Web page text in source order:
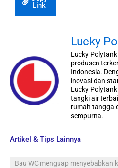
Link
Lucky
Lucky
produsen
Indonesia.
inovasi dan
Lucky
tangki air
rumah tangga
sempurna.
Artikel & Tips Lainnya
Bau WC menguap menyebabkan